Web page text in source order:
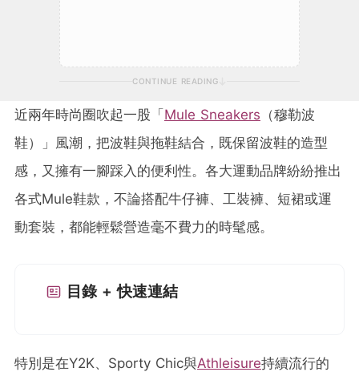
CONTINUE READING
近兩年時尚圈吹起一股「Mule Sneakers （穆勒波
鞋）」風潮，把波鞋與拖鞋結合，既保留波鞋的造型
感，又擁有一腳踩入的便利性。各大運動品牌紛紛推出
各式Mule鞋款，不論搭配牛仔褲、工裝褲、短裙或運
動套裝，都能輕鬆營造毫不費力的時髦感。
目錄 + 快速連結
特別是在Y2K、Sporty Chic與Athleisure持續流行的